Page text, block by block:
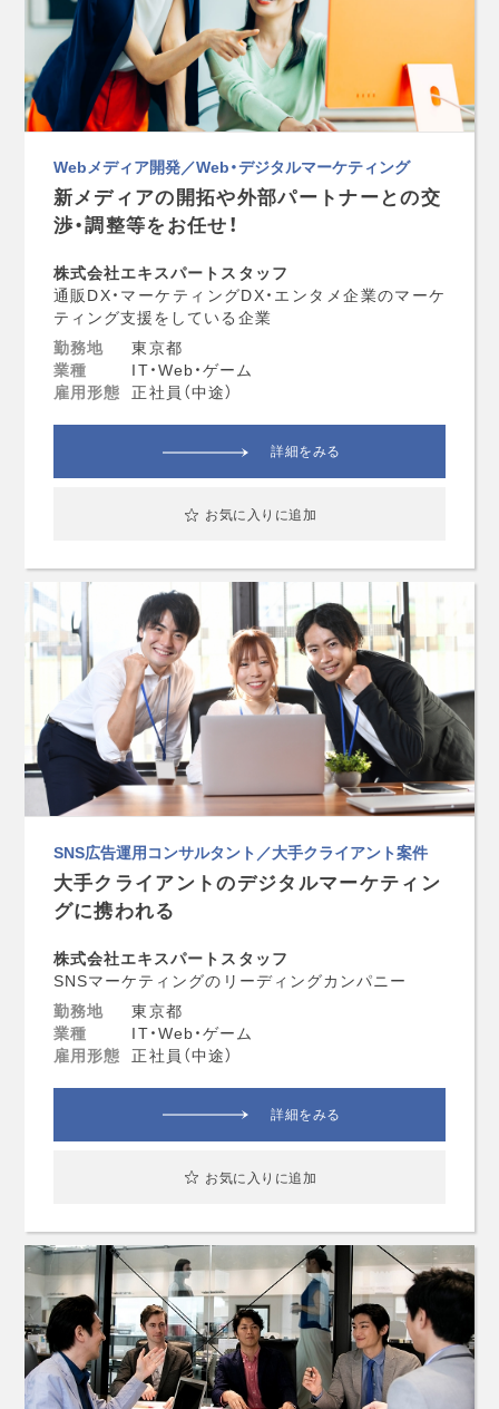
Webメディア開発／Web・デジタルマーケティング
新メディアの開拓や外部パートナーとの交
渉・調整等をお任せ！
株式会社エキスパートスタッフ
通販DX・マーケティングDX・エンタメ企業のマーケ
ティング支援をしている企業
勤務地
東京都
業種
IT・Web・ゲーム
雇用形態 正社員（中途）
詳細をみる
お気に入りに追加
SNS広告運用コンサルタント／大手クライアント案件
大手クライアントのデジタルマーケティン
グに携われる
株式会社エキスパートスタッフ
SNSマーケティングのリーディングカンパニー
勤務地
東京都
業種
IT・Web・ゲーム
雇用形態 正社員（中途）
詳細をみる
お気に入りに追加